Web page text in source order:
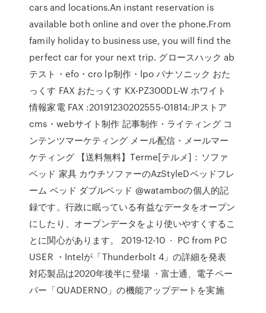
cars and locations.An instant reservation is
available both online and over the phone.From
family holiday to business use, you will find the
perfect car for your next trip. グロースハック ab
テスト・efo・cro lp制作・lpo パナソニック おた
っくす FAX おたっくす KX-PZ300DL-W ホワイト
情報家電 FAX :20191230202555-01814:JPストア
cms・webサイト制作 記事制作・ライティング コ
ンテンツマーケティング メール配信・メールマー
ケティング 【送料無料】Terme[テルメ]：ソファ
ベッド 家具 カウチソファーのAzStyleDベッドフレ
ーム ベッド ダブルベッド @watamboの個人的記
録です。行政に眠っている有益なデータをオープン
にしたり、オープンデータをより使いやすくするこ
とに関心があります。 2019-12-10 · PC from PC
USER ・Intelが「Thunderbolt 4」の詳細を発表
対応製品は2020年後半に登場 ・富士通、電子ペー
パー「QUADERNO」の機能アップデートを実施